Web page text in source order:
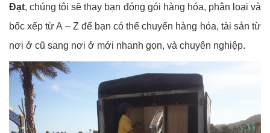
Đạt, chúng tôi sẽ thay bạn đóng gói hàng hóa, phân loại và
bốc xếp từ A – Z để bạn có thể chuyển hàng hóa, tài sản từ
nơi ở cũ sang nơi ở mới nhanh gọn, và chuyên nghiệp.